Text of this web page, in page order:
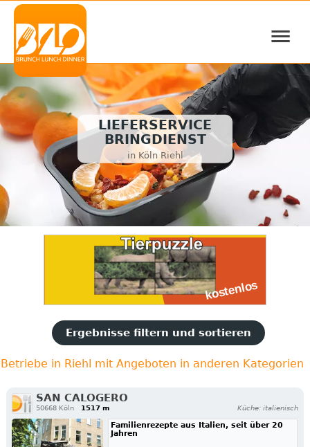
≡
LIEFERSERVICE
BRINGDIENST
in Köln Riehl
Ergebnisse filtern und sortieren
Betriebe in Riehl mit Angeboten in anderen Kategorien
SAN CALOGERO
50668 Köln 1517 m Küche: italienisch
Familienrezepte aus Italien, seit über 20
Jahren